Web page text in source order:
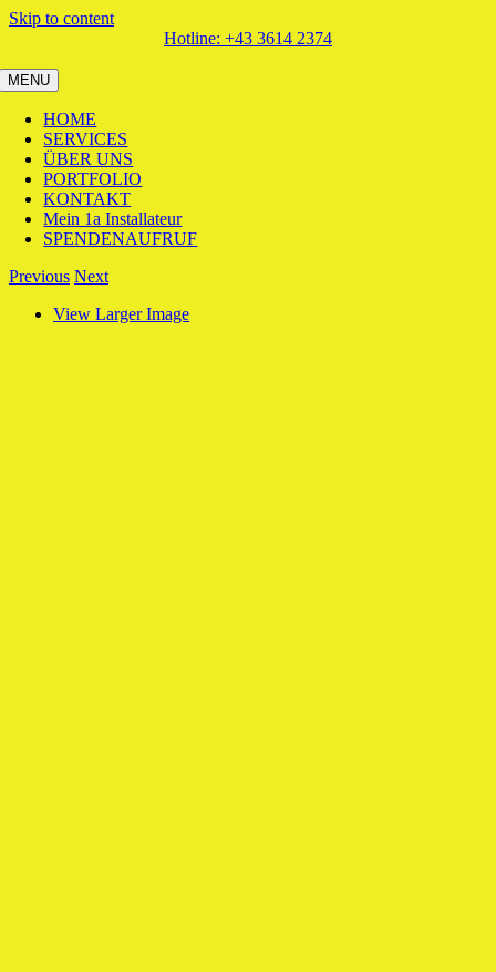
Skip to content
Hotline: +43 3614 2374
MENU
HOME
SERVICES
ÜBER UNS
PORTFOLIO
KONTAKT
Mein 1a Installateur
SPENDENAUFRUF
Previous Next
View Larger Image